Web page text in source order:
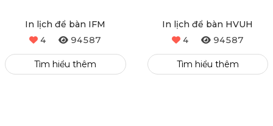
In lịch để bàn IFM
4
94587
Tìm hiểu thêm
In lịch để bàn HVUH
4
94587
Tìm hiểu thêm